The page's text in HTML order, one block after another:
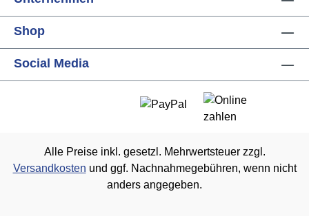
Shop
Social Media
Alle Preise inkl. gesetzl. Mehrwertsteuer zzgl.
Versandkosten und ggf. Nachnahmegebühren, wenn nicht
anders angegeben.